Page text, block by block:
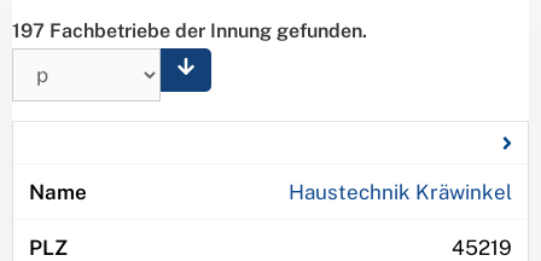
197 Fachbetriebe der Innung gefunden.
Haustechnik Kräwinkel
45219